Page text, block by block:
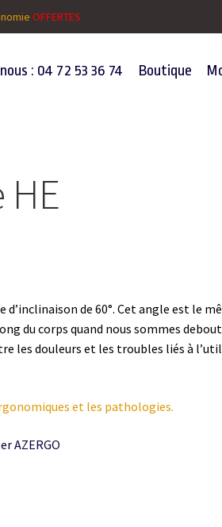
OFFERTES
: 04 72 53 36 74 Boutique
de 60°. Cet angle est le
du corps quand nous sommes
les douleurs et les troubles liés à
et les pathologies.
AZERGO